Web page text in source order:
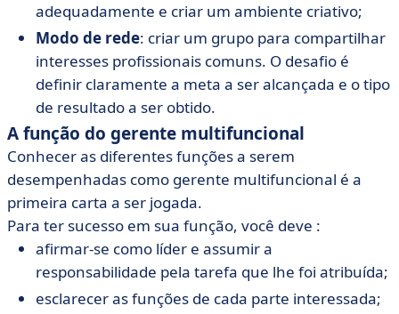
adequadamente e criar um ambiente criativo;
Modo de rede: criar um grupo para compartilhar
interesses profissionais comuns. O desafio é
definir claramente a meta a ser alcançada e o tipo
de resultado a ser obtido.
A função do gerente multifuncional
Conhecer as diferentes funções a serem
desempenhadas como gerente multifuncional é a
primeira carta a ser jogada.
Para ter sucesso em sua função, você deve :
afirmar-se como líder e assumir a
responsabilidade pela tarefa que lhe foi atribuída;
esclarecer as funções de cada parte interessada;